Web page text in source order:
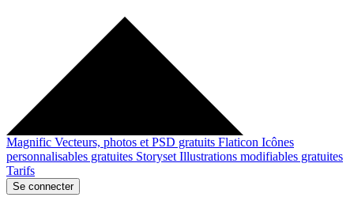
Magnific Vecteurs, photos et PSD gratuits Flaticon Icônes
personnalisables gratuites Storyset Illustrations modifiables gratuites
Tarifs
Se connecter